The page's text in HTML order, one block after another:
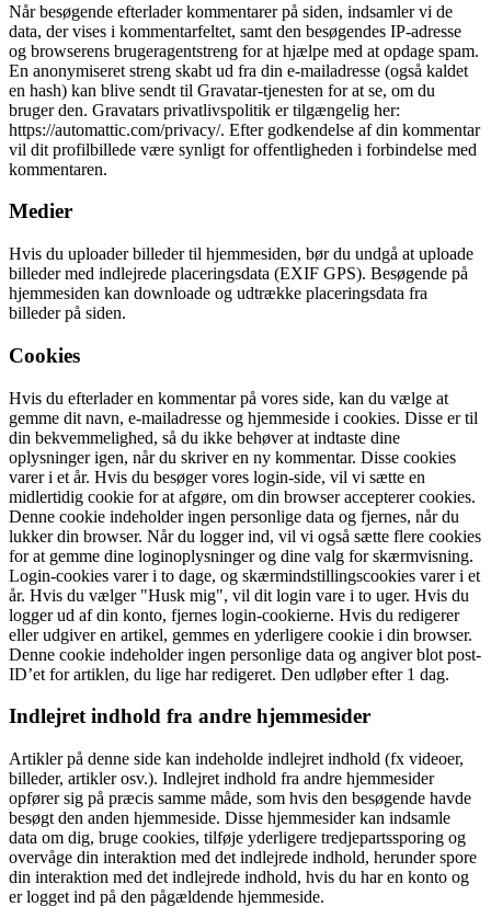
Når besøgende efterlader kommentarer på siden, indsamler vi de
data, der vises i kommentarfeltet, samt den besøgendes IP-adresse
og browserens brugeragentstreng for at hjælpe med at opdage spam.
En anonymiseret streng skabt ud fra din e-mailadresse (også kaldet
en hash) kan blive sendt til Gravatar-tjenesten for at se, om du
bruger den. Gravatars privatlivspolitik er tilgængelig her:
https://automattic.com/privacy/. Efter godkendelse af din kommentar
vil dit profilbillede være synligt for offentligheden i forbindelse med
kommentaren.
Medier
Hvis du uploader billeder til hjemmesiden, bør du undgå at uploade
billeder med indlejrede placeringsdata (EXIF GPS). Besøgende på
hjemmesiden kan downloade og udtrække placeringsdata fra
billeder på siden.
Cookies
Hvis du efterlader en kommentar på vores side, kan du vælge at
gemme dit navn, e-mailadresse og hjemmeside i cookies. Disse er til
din bekvemmelighed, så du ikke behøver at indtaste dine
oplysninger igen, når du skriver en ny kommentar. Disse cookies
varer i et år. Hvis du besøger vores login-side, vil vi sætte en
midlertidig cookie for at afgøre, om din browser accepterer cookies.
Denne cookie indeholder ingen personlige data og fjernes, når du
lukker din browser. Når du logger ind, vil vi også sætte flere cookies
for at gemme dine loginoplysninger og dine valg for skærmvisning.
Login-cookies varer i to dage, og skærmindstillingscookies varer i et
år. Hvis du vælger "Husk mig", vil dit login vare i to uger. Hvis du
logger ud af din konto, fjernes login-cookierne. Hvis du redigerer
eller udgiver en artikel, gemmes en yderligere cookie i din browser.
Denne cookie indeholder ingen personlige data og angiver blot post-
ID’et for artiklen, du lige har redigeret. Den udløber efter 1 dag.
Indlejret indhold fra andre hjemmesider
Artikler på denne side kan indeholde indlejret indhold (fx videoer,
billeder, artikler osv.). Indlejret indhold fra andre hjemmesider
opfører sig på præcis samme måde, som hvis den besøgende havde
besøgt den anden hjemmeside. Disse hjemmesider kan indsamle
data om dig, bruge cookies, tilføje yderligere tredjepartssporing og
overvåge din interaktion med det indlejrede indhold, herunder spore
din interaktion med det indlejrede indhold, hvis du har en konto og
er logget ind på den pågældende hjemmeside.